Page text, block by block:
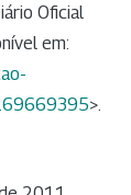
Oficial
em:
>.